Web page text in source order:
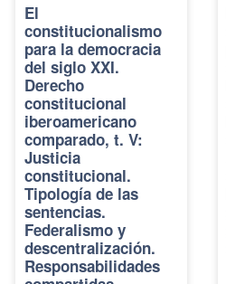
El
constitucionalismo
para la democracia
del siglo XXI.
Derecho
constitucional
iberoamericano
comparado, t. V:
Justicia
constitucional.
Tipología de las
sentencias.
Federalismo y
descentralización.
Responsabilidades